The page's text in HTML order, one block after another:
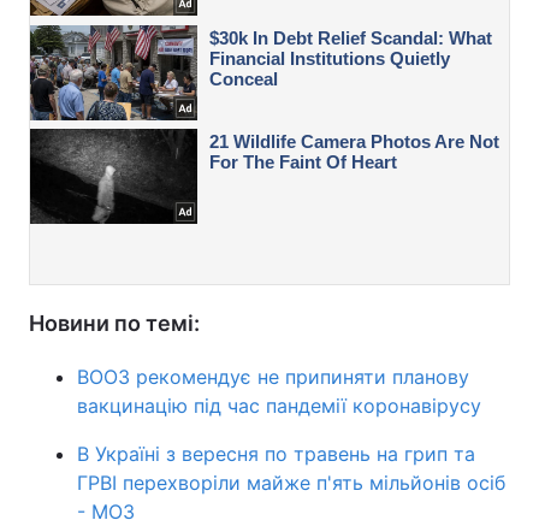
Новини по темі:
ВООЗ рекомендує не припиняти планову
вакцинацію під час пандемії коронавірусу
В Україні з вересня по травень на грип та
ГРВІ перехворіли майже п'ять мільйонів осіб
- МОЗ